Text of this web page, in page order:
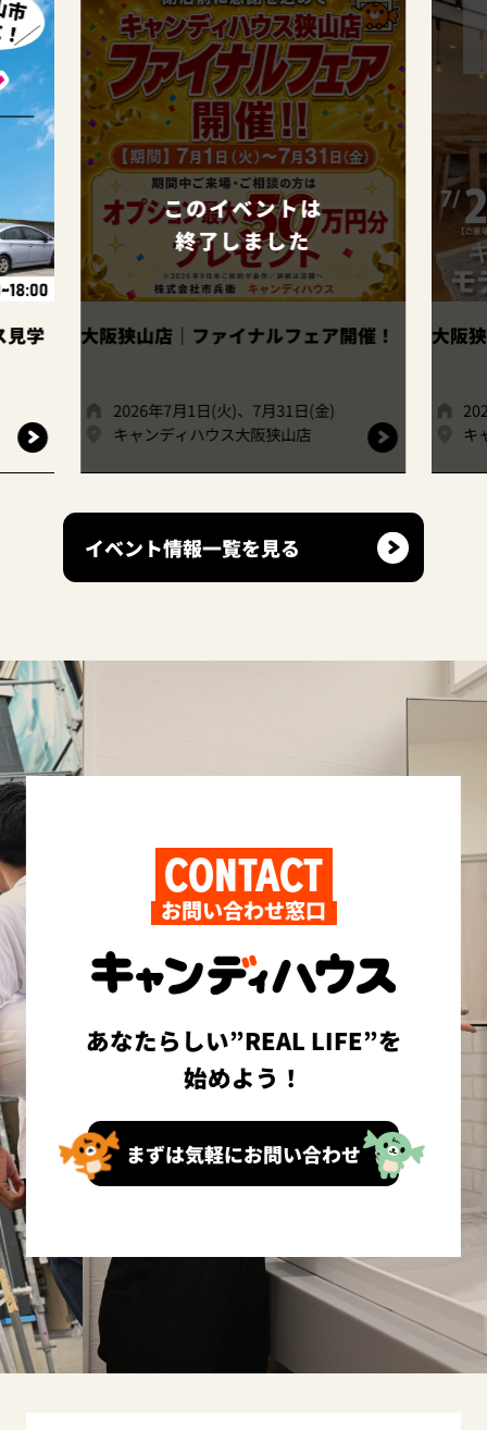
見学 大阪狭山店｜ファイナルフェア開催！
2026年7月1日(火)、7月31日(金)
キャンディハウス大阪狭山店
このイベントは
終了しました
大阪
キ
イベント情報一覧を見る
CONTACT
お問い合わせ窓口
あなたらしい”REAL LIFE”を
始めよう！
まずは気軽にお問い合わせ